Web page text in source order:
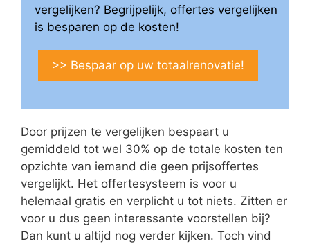
vergelijken? Begrijpelijk, offertes vergelijken
is besparen op de kosten!
>> Bespaar op uw totaalrenovatie!
Door prijzen te vergelijken bespaart u
gemiddeld tot wel 30% op de totale kosten ten
opzichte van iemand die geen prijsoffertes
vergelijkt. Het offertesysteem is voor u
helemaal gratis en verplicht u tot niets. Zitten er
voor u dus geen interessante voorstellen bij?
Dan kunt u altijd nog verder kijken. Toch vind